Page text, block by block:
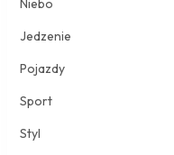
Niebo
Jedzenie
Pojazdy
Sport
Styl